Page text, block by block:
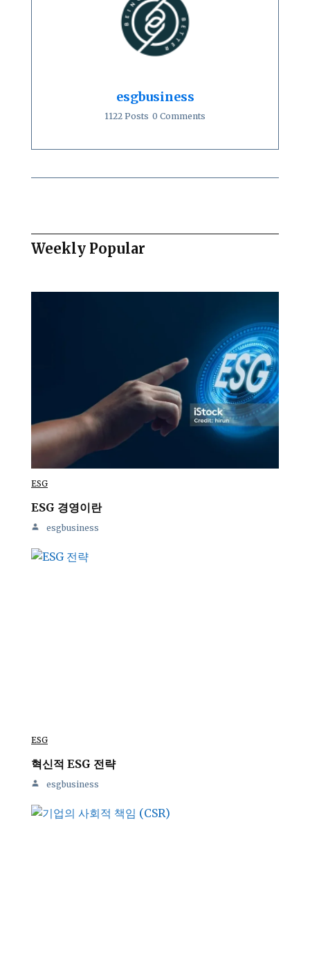
esgbusiness
1122 Posts 0 Comments
Weekly Popular
ESG
ESG 경영이란
esgbusiness
ESG
혁신적 ESG 전략
esgbusiness